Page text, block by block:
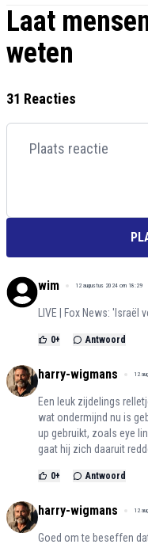
Laat
weten
31 Reacties
wim 12 augustus 2024 om 18:29
LIVE | Fox News: 'Israël
0+ Antwoord
harry-wigmans 12
Een leuk zijdelings
wat ondermijnd nu is
up gebruikt, zoals eye
gaat hij zich daaruit
0+ Antwoord
harry-wigmans 12
Goed om te beseffen